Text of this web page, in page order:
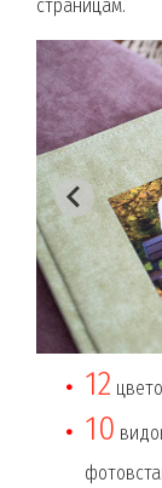
страницам.
12
10